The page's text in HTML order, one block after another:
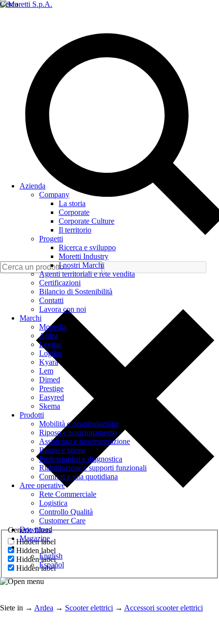
Cerca
Generic filters
Hidden label
Hidden label
Hidden label
Hidden label
Azienda
Company
La storia
Corporate
Corporate Culture
Il territorio
Progetti
Ricerca e sviluppo
Moretti Industry
I nostri Marchi
Agenti territoriali e rete vendita
Certificazioni
Bilancio di Sostenibilità
Contatti
Lavora con noi
Marchi
Mopedia
Ardea
Levitas
Logiko
Kyara
Lem
Dimed
Prestige
Easyred
Skema
Prodotti
Mobilità e deambulazione
Riposo e posizionamento
Assistenza e movimentazione
Bagno e igiene
Professionisti e diagnostica
Riabilitazione e supporti funzionali
Comfort e vita quotidiana
Aree operative
Rete Commerciale
Logistica
Controllo Qualità
Customer Care
Download
Magazine
English
Español
Siete in → Ardea → Scooter elettrici → Accessori scooter elettrici